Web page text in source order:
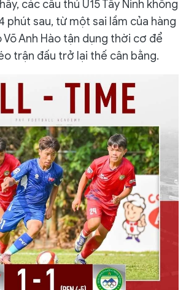
các cầu thủ U15 Tây Ninh không
phút sau, từ một sai lầm của hàng
Võ Anh Hào tận dụng thời cơ để
trận đấu trở lại thế cân bằng.